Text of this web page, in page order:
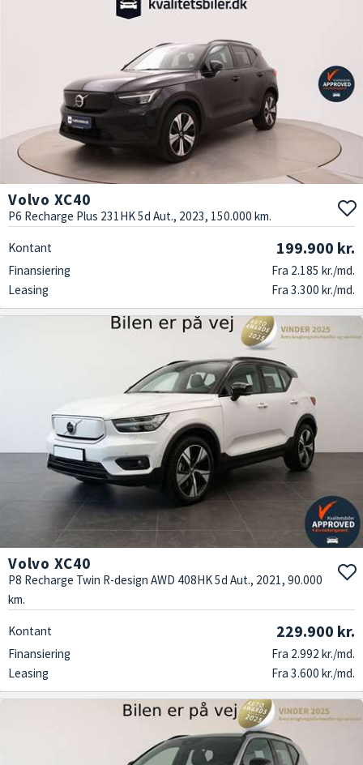
Volvo XC40
P6 Recharge Plus 231HK 5d Aut., 2023, 150.000 km.
Kontant 199.900 kr.
Finansiering
Fra 2.185 kr./md.
Leasing
Fra 3.300 kr./md.
Volvo XC40
P8 Recharge Twin R-design AWD 408HK 5d Aut., 2021, 90.000
km.
Kontant 229.900 kr.
Finansiering
Fra 2.992 kr./md.
Leasing
Fra 3.600 kr./md.